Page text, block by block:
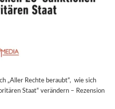
„Aller Rechte beraubt“, wie sich
Staat“ verändern – Rezension